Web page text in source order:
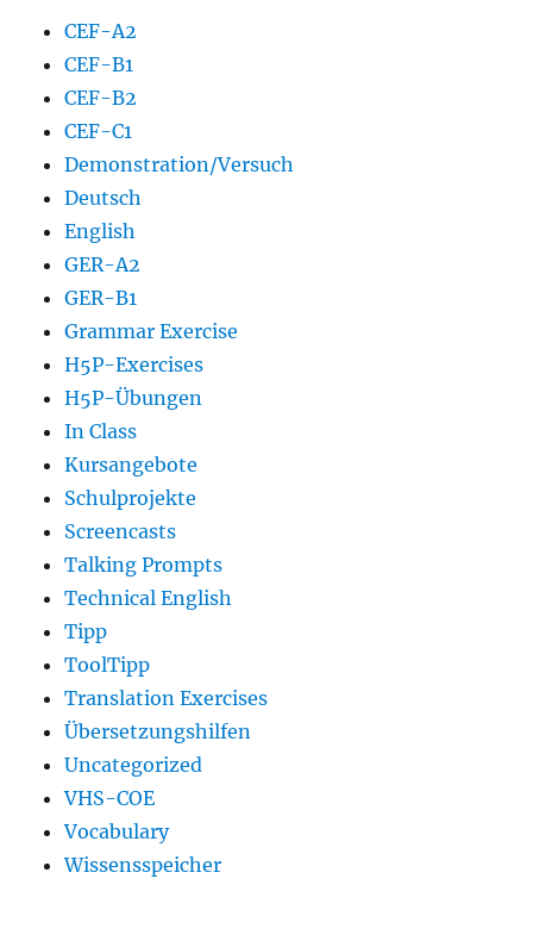
CEF-A2
CEF-B1
CEF-B2
CEF-C1
Demonstration/Versuch
Deutsch
English
GER-A2
GER-B1
Grammar Exercise
H5P-Exercises
H5P-Übungen
In Class
Kursangebote
Schulprojekte
Screencasts
Talking Prompts
Technical English
Tipp
ToolTipp
Translation Exercises
Übersetzungshilfen
Uncategorized
VHS-COE
Vocabulary
Wissensspeicher